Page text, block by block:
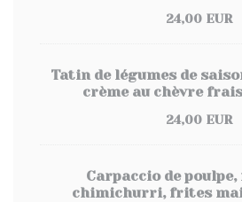
24,00 EUR
Tatin de légumes de
crème au chèvre
24,00 EUR
Carpaccio de
chimichurri, frites